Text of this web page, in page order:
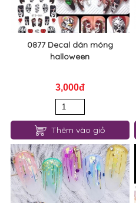
0877 Decal dán móng
halloween
3,000đ
Thêm vào giỏ